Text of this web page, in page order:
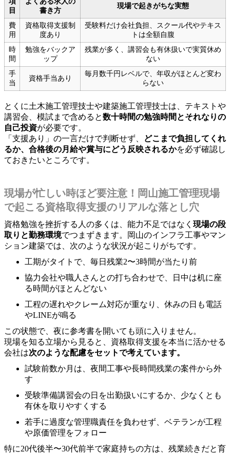
目
書き方
現場で起きがちな実態
費
用
資格取得支援制
度あり
受験料だけ会社負担、スクール代やテキス
トは全額自腹
時
間
勉強をバックア
ップ
残業が多く、講習会も有休扱いで実質休め
ない
手
当
資格手当あり
毎月数千円レベルで、年収がほとんど変わ
らない
とくに土木施工管理技士や建築施工管理技士は、テキストや
講習会、模試まで含めると数十時間の勉強時間とそれなりの
自己投資が必要です。
「支援あり」の一言だけで判断せず、
どこまで負担してくれ
るか、合格後の月給や賞与にどう反映されるかを必ず確認し
ておきたいところです。
現場が忙しい時ほど要注意！岡山施工管理現場
で起こる資格取得支援のリアルな落とし穴
資格勉強を挫折する人の多くは、能力不足ではなく 現場の段
取りと勤務環境でつまずきます。岡山のインフラ工事やマン
ション建築では、次のような状況が起こりがちです。
工期がタイトで、毎日残業2〜3時間が当たり前
協力会社や職人さんとの打ち合わせで、日中は机に座
る時間がほとんどない
工程の遅れやクレーム対応が重なり、休みの日も電話
やLINEが鳴る
この状態で、夜に参考書を開いても頭に入りません。
現場を知る立場から見ると、資格取得支援を本当に活かせる
会社は次のような配慮をセットで考えています。
試験前数か月は、夜間工事や長時間残業の案件から外
す
受験準備講習会の日を出勤扱いにするか、少なくとも
有休を取りやすくする
若手に過度な管理職責任を負わせず、ベテランが工程
や原価管理をフォロー
特に20代後半〜30代前半で家庭持ちの方は、残業続きだと育